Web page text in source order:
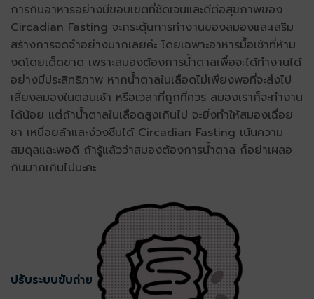
การกินอาหารอย่างมีขอบเขตที่ชัดเจนและดีต่อสุขภาพของ
Circadian Fasting จะกระตุ้นการทำงานของสมองและเสริม
สร้างการจดจำอย่างมากเลยค่ะ โดยเฉพาะอาหารมื้อเช้าที่ห้าม
งดโดยเด็ดขาด เพราะสมองต้องการน้ำตาลเพื่อจะได้ทำงานได้
อย่างมีประสิทธิภาพ หากน้ำตาลในเลือดไม่เพียงพอที่จะส่งไป
เลี้ยงสมองในตอนเช้า หรือเวลาที่ถูกที่ควร สมองเราก็จะทำงาน
ได้น้อย แต่ถ้าน้ำตาลในเลือดสูงเกินไป จะยิ่งทำให้สมองเฉื่อย
ชา เหนื่อยล้าและง่วงซึมได้ Circadian Fasting เน้นความ
สมดุลและพอดี ถ้ารู้แล้วว่าสมองต้องการน้ำตาล ก็อย่าเผลอ
กินมากเกินไปนะคะ
ปรับระบบขับถ่าย